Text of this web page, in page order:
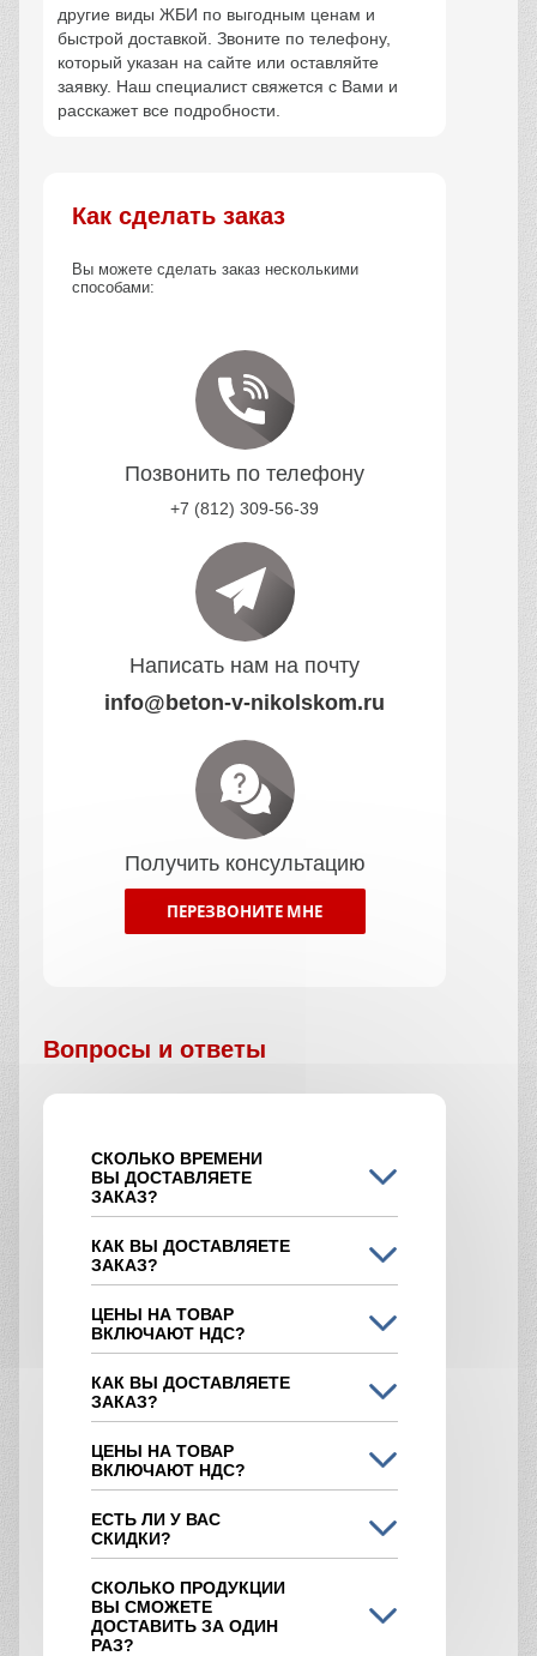
другие виды ЖБИ по выгодным ценам и
быстрой доставкой. Звоните по телефону,
который указан на сайте или оставляйте
заявку. Наш специалист свяжется с Вами и
расскажет все подробности.
Как сделать заказ
Вы можете сделать заказ несколькими
способами:
Позвонить по телефону
+7 (812) 309-56-39
Написать нам на почту
info@beton-v-nikolskom.ru
Получить консультацию
ПЕРЕЗВОНИТЕ МНЕ
Вопросы и ответы
СКОЛЬКО ВРЕМЕНИ
ВЫ ДОСТАВЛЯЕТЕ
ЗАКАЗ?
КАК ВЫ ДОСТАВЛЯЕТЕ
ЗАКАЗ?
ЦЕНЫ НА ТОВАР
ВКЛЮЧАЮТ НДС?
КАК ВЫ ДОСТАВЛЯЕТЕ
ЗАКАЗ?
ЦЕНЫ НА ТОВАР
ВКЛЮЧАЮТ НДС?
ЕСТЬ ЛИ У ВАС
СКИДКИ?
СКОЛЬКО ПРОДУКЦИИ
ВЫ СМОЖЕТЕ
ДОСТАВИТЬ ЗА ОДИН
РАЗ?